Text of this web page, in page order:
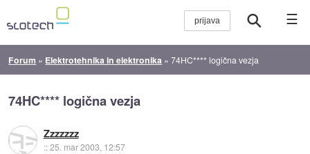
☰
Forum » Elektrotehnika in elektronika »74HC**** logična vezja
74HC**** logična vezja
Zzzzzzz
::25. mar 2003, 12:57